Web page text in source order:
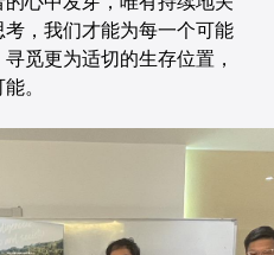
，我们才能为每一个可能
觅更为适切的生存位置，
。